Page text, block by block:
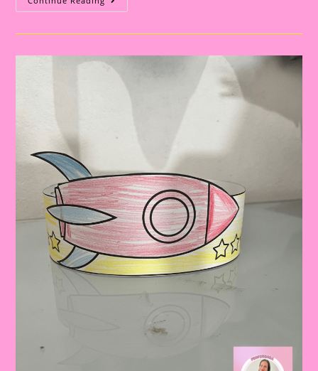
Sistema